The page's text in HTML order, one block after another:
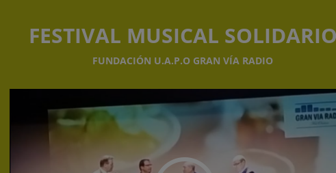
FESTIVAL MUSICAL
FUNDACIÓN U.A.P.O GRAN VÍA RADIO